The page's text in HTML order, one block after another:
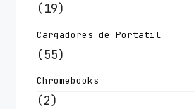
(19)
Cargadores de Portatil
(55)
Chromebooks
(2)